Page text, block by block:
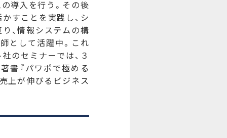
導入を行う。その後
すことを実践し、シ
、情報システムの構
として活躍中。これ
のセミナーでは、３
書『パワポで極める
売上が伸びるビジネス